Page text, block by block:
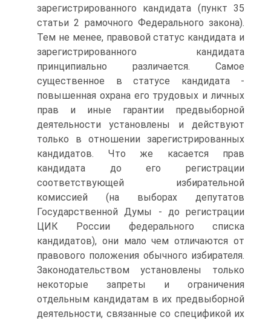
зарегистрированного кандидата (пункт 35
статьи 2 рамочного Федерального закона).
Тем не менее, правовой статус кандидата и
зарегистрированного кандидата
принципиально различается. Самое
существенное в статусе кандидата -
повышенная охрана его трудовых и личных
прав и иные гарантии предвыборной
деятельности установлены и действуют
только в отношении зарегистрированных
кандидатов. Что же касается прав
кандидата до его регистрации
соответствующей избирательной
комиссией (на выборах депутатов
Государственной Думы - до регистрации
ЦИК России федерального списка
кандидатов), они мало чем отличаются от
правового положения обычного избирателя.
Законодательством установлены только
некоторые запреты и ограничения
отдельным кандидатам в их предвыборной
деятельности, связанные со спецификой их